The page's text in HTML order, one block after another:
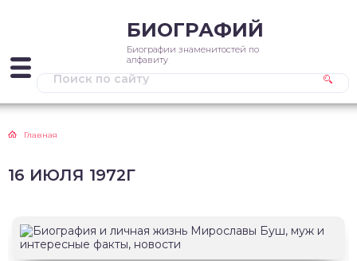
БИОГРАФИЙ
Биографии знаменитостей по
алфавиту
Главная
16 ИЮЛЯ 1972Г